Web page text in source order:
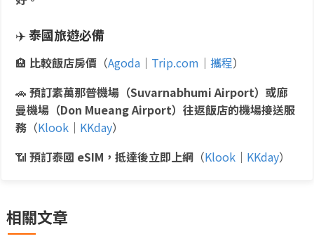
✈️泰國旅遊必備
🏨 比較飯店房價 （Agoda ｜ Trip.com ｜ 攜程）
🚗 預訂素萬那普機場（Suvarnabhumi Airport）或廊
曼機場（Don Mueang Airport）往返飯店的機場接送服
務 （Klook ｜ KKday）
📶 預訂泰國 eSIM，抵達後立即上網 （Klook ｜ KKday）
相關文章